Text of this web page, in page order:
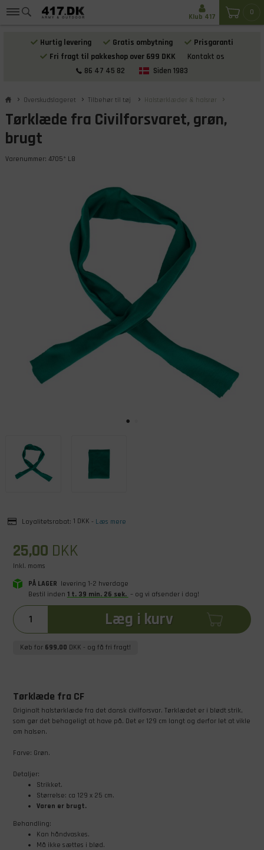
Hurtig levering Gratis ombytning
Prisgaranti
Fri fragt til pakkeshop over 699 DKK
Kontakt os
86 47 45 82
Siden 1983
0
Klub 417
Overskudslageret Tilbehør til tøj Halstørklæder & halsrør
Tørklæde fra Civilforsvaret, grøn,
brugt
Varenummer: 4705* L8
Loyalitetsrabat: 1 DKK - Læs mere
25,00 DKK
Inkl. moms
PÅ LAGER levering 1-2 hverdage
Bestil inden 1 t. 39 min. 25 sek. – og vi afsender i dag!
Læg i kurv
Køb for 699,00 DKK - og få fri fragt!
Tørklæde fra CF
Originalt halstørklæde fra det dansk civilforsvar. Tørklædet er i blødt strik,
som gør det behageligt at have på. Det er 129 cm langt og derfor let at vikle
om halsen.
Farve: Grøn.
Detaljer:
Strikket.
Størrelse: ca 129 x 25 cm.
Varen er brugt.
Behandling:
Kan håndvaskes.
Må ikke sættes i blød.